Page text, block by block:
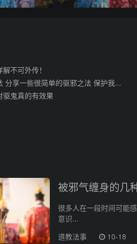
不可外传！
分享一些很简单的驱邪之法 保护我...
驱鬼真的有效果
被邪气缠身的几
很多人在一段时间可能
意识...
道教法事
10-18